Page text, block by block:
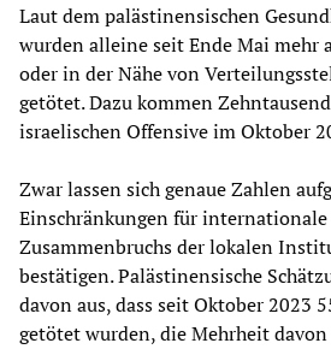
Laut dem palästinensischen
wurden alleine seit Ende Mai mehr
oder in der Nähe von
getötet. Dazu kommen
israelischen Offensive im Oktober
Zwar lassen sich genaue Zahlen
Einschränkungen für
Zusammenbruchs der lokalen
bestätigen. Palästinensische
davon aus, dass seit Oktober 2023
getötet wurden, die Mehrheit